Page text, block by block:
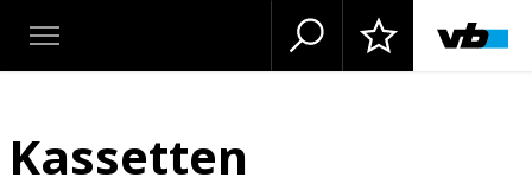
Kassetten